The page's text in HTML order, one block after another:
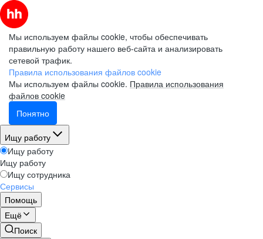
Мы используем файлы cookie, чтобы обеспечивать
правильную работу нашего веб-сайта и анализировать
сетевой трафик.
Правила использования файлов cookie
Мы используем файлы cookie. Правила использования
файлов cookie
Понятно
Ищу работу
Ищу работу
Ищу работу
Ищу сотрудника
Сервисы
Помощь
Ещё
Поиск